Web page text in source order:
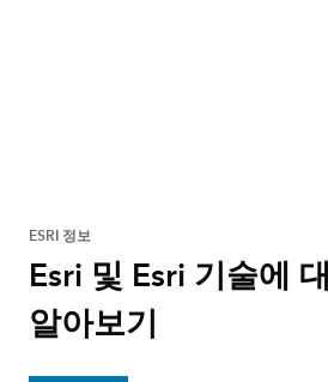
ESRI 정보
Esri 및 Esri 기술에
알아보기